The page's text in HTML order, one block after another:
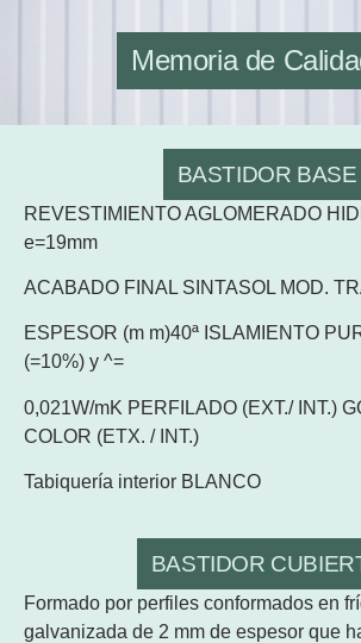
Memoria de
BASTIDOR BASE
REVESTIMIENTO AGLOMERADO
e=19mm
ACABADO FINAL SINTASOL MOD.
ESPESOR (m m)40ª ISLAMIENTO
(=10%) y ^=
0,021W/mK PERFILADO (EXT./ INT.)
COLOR (ETX. / INT.)
Tabiquería interior BLANCO
BASTIDOR
Formado por perfiles conformados en
galvanizada de 2 mm de espesor que